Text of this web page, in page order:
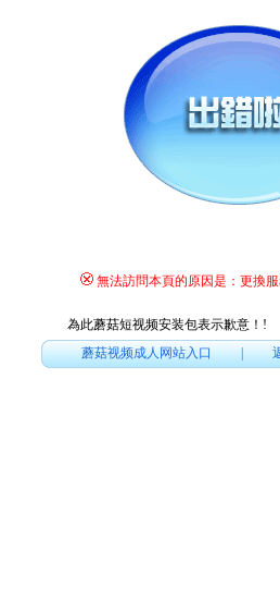
無法訪問本頁的原因是：更換服
為此蘑菇短视频安装包表示歉意！ !
蘑菇视频成人网站入口|